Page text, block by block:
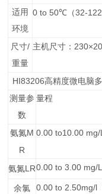
适用
环境
0 to 50℃ （32-
尺寸/
重量
主机尺寸：
HI83206高精度微电脑
测量参
数
量程
氨氮M
R
0.00 to10.00 mg/
氨氮LR0.00 to 3.00 mg/
余氯 0.00 to 2.50mg/l